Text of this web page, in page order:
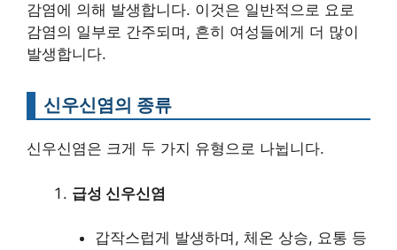
감염에 의해 발생합니다. 이것은 일반적으로 요로
감염의 일부로 간주되며, 흔히 여성들에게 더 많이
발생합니다.
신우신염의 종류
신우신염은 크게 두 가지 유형으로 나뉩니다.
급성 신우신염
갑작스럽게 발생하며, 체온 상승, 요통 등